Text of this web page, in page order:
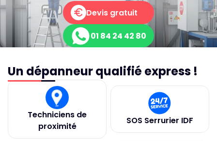
Devis gratuit
01 84 24 42 80
Un dépanneur qualifié express !
Techniciens de
proximité
SOS Serrurier IDF